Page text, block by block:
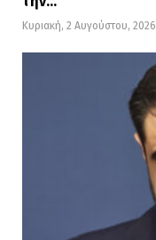
Κυριακή, 2 Αυγούστου, 2026